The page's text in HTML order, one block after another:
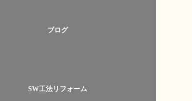
ブログ
SW工法リフォーム